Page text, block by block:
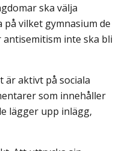
ska välja
på vilket gymnasium de
inte ska bli
är aktivt på sociala
som innehåller
lägger upp inlägg,